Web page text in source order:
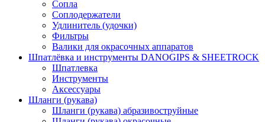
Сопла
Соплодержатели
Удлинитель (удочки)
Фильтры
Валики для окрасочных аппаратов
Шпатлёвка и инструменты DANOGIPS & SHEETROCK
Шпатлевка
Инструменты
Аксессуары
Шланги (рукава)
Шланги (рукава) абразивоструйные